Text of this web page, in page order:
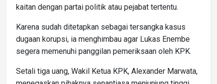
kaitan dengan partai politik atau pejabat tertentu.
Karena sudah ditetapkan sebagai tersangka kasus
dugaan korupsi, ia menghimbau agar Lukas Enembe
segera memenuhi panggilan pemeriksaan oleh KPK.
Setali tiga uang, Wakil Ketua KPK, Alexander Marwata,